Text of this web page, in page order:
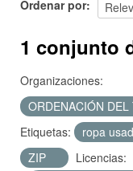
Acerca de
Ordenar por
1 conjunto
Organizaciones:
ORDENACIÓN
Etiquetas:
ropa
ZIP
Licencias: